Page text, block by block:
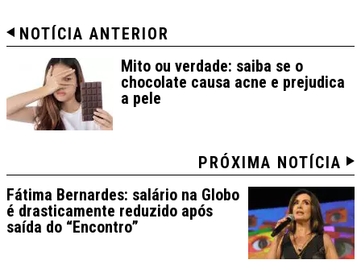
NOTÍCIA ANTERIOR
Mito ou verdade: saiba se o
chocolate causa acne e prejudica
a pele
PRÓXIMA NOTÍCIA
Fátima Bernardes: salário na Globo
é drasticamente reduzido após
saída do “Encontro”